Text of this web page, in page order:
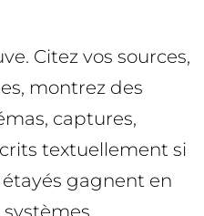
Citez vos sources,
montrez des
captures,
textuellement si
gagnent en